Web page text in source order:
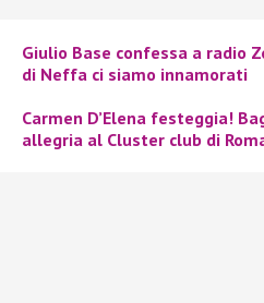
Giulio Base confessa a radio
di Neffa ci siamo innamorati
Carmen D’Elena festeggia!
allegria al Cluster club di